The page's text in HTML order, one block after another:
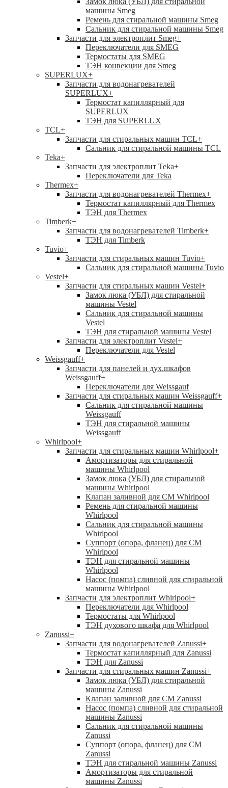
машины Smeg
Ремень для стиральной машины Smeg
Сальник для стиральной машины Smeg
Запчасти для электроплит Smeg+
Переключатели для SMEG
Термостаты для SMEG
ТЭН конвекции для Smeg
SUPERLUX+
Запчасти для водонагревателей
SUPERLUX+
Термостат капиллярный для
SUPERLUX
ТЭН для SUPERLUX
TCL+
Запчасти для стиральных машин TCL+
Сальник для стиральной машины TCL
Teka+
Запчасти для электроплит Teka+
Переключатели для Teka
Thermex+
Запчасти для водонагревателей Thermex+
Термостат капиллярный для Thermex
ТЭН для Thermex
Timberk+
Запчасти для водонагревателей Timberk+
ТЭН для Timberk
Tuvio+
Запчасти для стиральных машин Tuvio+
Сальник для стиральной машины Tuvio
Vestel+
Запчасти для стиральных машин Vestel+
Замок люка (УБЛ) для стиральной
машины Vestel
Сальник для стиральной машины
Vestel
ТЭН для стиральной машины Vestel
Запчасти для электроплит Vestel+
Переключатели для Vestel
Weissgauff+
Запчасти для панелей и дух.шкафов
Weissgauff+
Переключатели для Weissgauf
Запчасти для стиральных машин Weissgauff+
Сальник для стиральной машины
Weissgauff
ТЭН для стиральной машины
Weissgauff
Whirlpool+
Запчасти для стиральных машин Whirlpool+
Амортизаторы для стиральной
машины Whirlpool
Замок люка (УБЛ) для стиральной
машины Whirlpool
Клапан заливной для СМ Whirlpool
Ремень для стиральной машины
Whirlpool
Сальник для стиральной машины
Whirlpool
Суппорт (опора, фланец) для СМ
Whirlpool
ТЭН для стиральной машины
Whirlpool
Насос (помпа) сливной для стиральной
машины Whirlpool
Запчасти для электроплит Whirlpool+
Переключатели для Whirlpool
Термостаты для Whirlpool
ТЭН духового шкафа для Whirlpool
Zanussi+
Запчасти для водонагревателей Zanussi+
Термостат капиллярный для Zanussi
ТЭН для Zanussi
Запчасти для стиральных машин Zanussi+
Замок люка (УБЛ) для стиральной
машины Zanussi
Клапан заливной для СМ Zanussi
Насос (помпа) сливной для стиральной
машины Zanussi
Сальник для стиральной машины
Zanussi
Суппорт (опора, фланец) для СМ
Zanussi
ТЭН для стиральной машины Zanussi
Амортизаторы для стиральной
машины Zanussi